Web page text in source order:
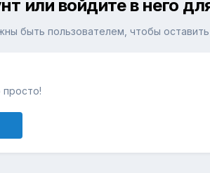
или войдите в него
быть пользователем, чтобы
просто!